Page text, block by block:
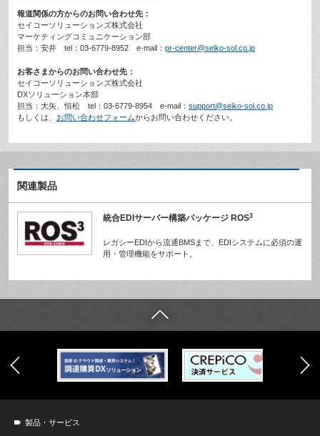
報道関係の方からのお問い合わせ先：
セイコーソリューションズ株式会社
マーケティングコミュニケーション部
担当：安井 tel：03-6779-8952 e-mail： pr-center@seiko-sol.co.jp
お客さまからのお問い合わせ先：
セイコーソリューションズ株式会社
DXソリューション本部
担当：大矢、恒松 tel：03-6779-8954 e-mail： support@seiko-sol.co.jp
もしくは、 お問い合わせフォームからお問い合わせください。
関連製品
統合EDIサーバー構築パッケージ ROS3
レガシーEDIから流通BMSまで、EDIシステムに必須の運
用・管理機能をサポート。
製品・サービス